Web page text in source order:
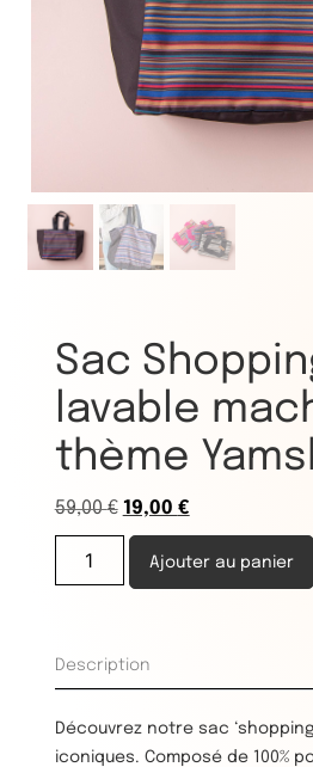
Sac
lavable
thème
59,00€ 19,00 €
Ajouter au panier
Description
Découvrez notre sac
iconiques. Composé de 100%